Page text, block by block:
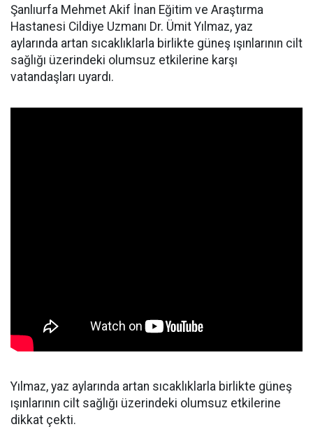
Şanlıurfa Mehmet Akif İnan Eğitim ve Araştırma
Hastanesi Cildiye Uzmanı Dr. Ümit Yılmaz, yaz
aylarında artan sıcaklıklarla birlikte güneş ışınlarının cilt
sağlığı üzerindeki olumsuz etkilerine karşı
vatandaşları uyardı.
Yılmaz, yaz aylarında artan sıcaklıklarla birlikte güneş
ışınlarının cilt sağlığı üzerindeki olumsuz etkilerine
dikkat çekti.